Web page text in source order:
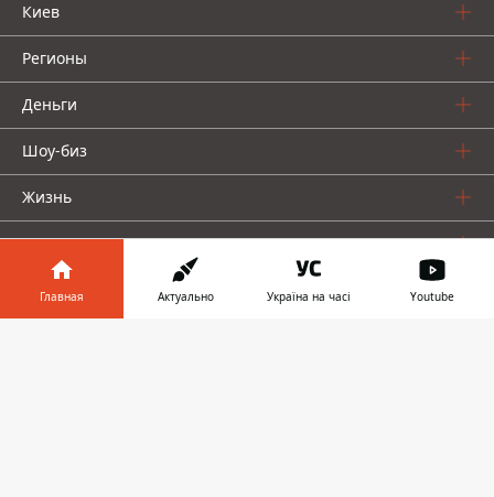
Киев
Регионы
Деньги
Шоу-биз
Жизнь
О нас
Главная Актуально Україна на часі Youtube